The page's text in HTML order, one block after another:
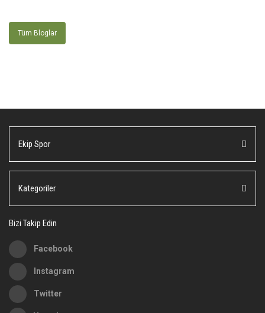
Tüm Bloglar
Ekip Spor
Kategoriler
Bizi Takip Edin
Facebook
Instagram
Twitter